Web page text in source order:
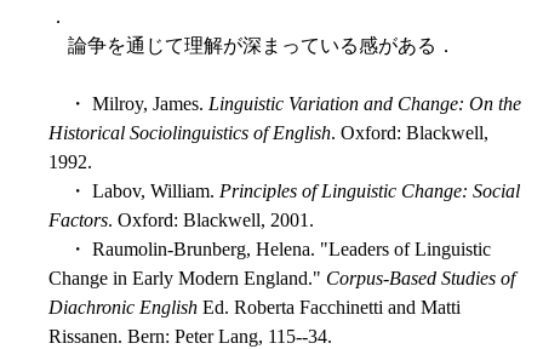
．
論争を通じて理解が深まっている感がある．
・ Milroy, James. Linguistic Variation and Change: On the
Historical Sociolinguistics of English. Oxford: Blackwell,
1992.
・ Labov, William. Principles of Linguistic Change: Social
Factors. Oxford: Blackwell, 2001.
・ Raumolin-Brunberg, Helena. "Leaders of Linguistic
Change in Early Modern England." Corpus-Based Studies of
Diachronic English Ed. Roberta Facchinetti and Matti
Rissanen. Bern: Peter Lang, 115--34.